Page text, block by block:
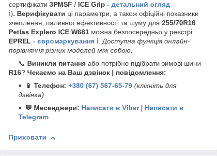
сертифікати 3PMSF / ICE Grip - детальний огляд
ℹ️). Верифікувати ці параметри, а також офіційні показники
зчеплення, паливної ефективності та шуму для 255/70R16
Petlas Explero ICE W681 можна безпосередньо у реєстрі
EPREL - євромаркування ℹ️.Доступна функція онлайн-
порівняння різних моделей між собою.
📞 Виникли питання або потрібно підібрати зимові шини
R16? Чекаємо на Ваш дзвінок | повідомлення:
📱 Телефон: +380 (67) 567-65-79 (клікніть для
дзвінка)
💬 Месенджери: Написати в Viber| Написати в
Telegram
Приховати